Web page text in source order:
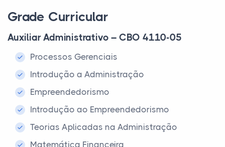
Grade Curricular
Auxiliar Administrativo – CBO 4110-05
Processos Gerenciais
Introdução a Administração
Empreendedorismo
Introdução ao Empreendedorismo
Teorias Aplicadas na Administração
Matemática Financeira